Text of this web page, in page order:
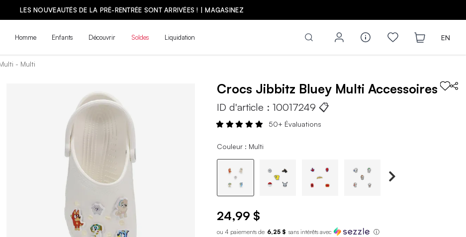
LES NOUVEAUTÉS DE LA PRÉ-RENTRÉE SONT ARRIVÉES ! | MAGASINEZ
Homme Enfants Découvrir Soldes Liquidation EN
- Multi
Crocs Jibbitz Bluey Multi Accessoires
ID d'article :10017249 📋
50+ Évaluations
Couleur : Multi
24,99 $
ou 4 paiements de 6,25 $ sans intérêts avec ⓘ